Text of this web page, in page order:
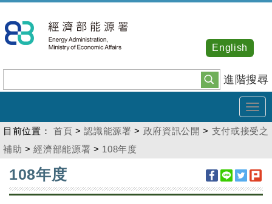
到
主
內
容
進階搜尋
English
目前位置： 首頁 >認識能源署 > 政府資訊公開 > 支付或接受之
補助 >經濟部能源署 > 108年度
108年度